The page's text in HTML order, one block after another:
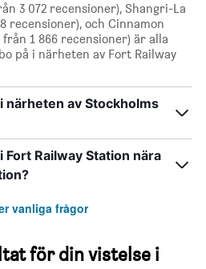
3 072 recensioner), Shangri-La
recensioner), och Cinnamon
från 1 866 recensioner) är alla
på i närheten av Fort Railway
närheten av Stockholms
Railway Station nära
vanliga frågor
för din vistelse i